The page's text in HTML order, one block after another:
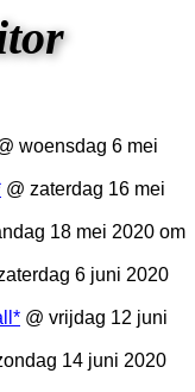
woensdag 6 mei
@ zaterdag 16 mei
18 mei 2020 om
6 juni 2020
@ vrijdag 12 juni
14 juni 2020